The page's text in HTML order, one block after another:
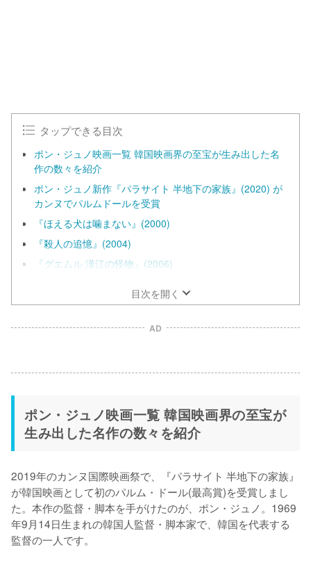
タップできる目次
ポン・ジュノ映画一覧 韓国映画界の至宝が生み出した名
作の数々を紹介
ポン・ジュノ新作『パラサイト 半地下の家族』(2020) が
カンヌでパルムドールを受賞
『ほえる犬は噛まない』(2000)
『殺人の追憶』(2004)
『グエムル 漢江の怪物』(2006)
目次を開く
AD
ポン・ジュノ映画一覧 韓国映画界の至宝が
生み出した名作の数々を紹介
2019年のカンヌ国際映画祭で、『パラサイト 半地下の家族』
が韓国映画として初のパルム・ドール(最高賞)を受賞しまし
た。本作の監督・脚本を手がけたのが、ポン・ジュノ。1969
年9月14日生まれの韓国人監督・脚本家で、韓国を代表する
監督の一人です。